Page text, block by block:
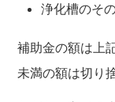
浄化槽のそ
補助金の額は上
未満の額は切り